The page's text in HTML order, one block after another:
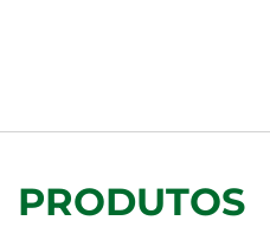
PRODUTOS